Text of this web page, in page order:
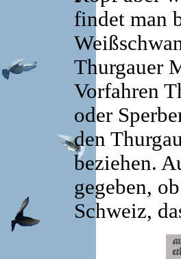
findet man
Thurgauer
Vorfahren
oder
den
beziehen.
gegeben,
Schweiz,